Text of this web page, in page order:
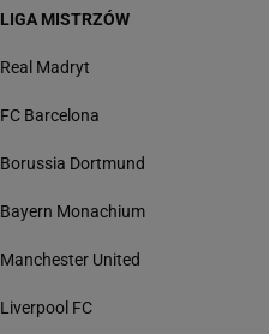
LIGA MISTRZÓW
Real Madryt
FC Barcelona
Borussia Dortmund
Bayern Monachium
Manchester United
Liverpool FC